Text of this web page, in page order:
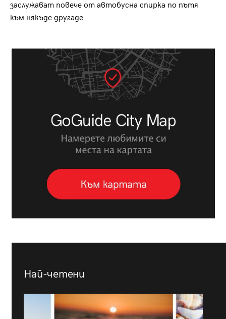
заслужават повече от автобусна спирка по пътя
към някъде другаде
Най-четени